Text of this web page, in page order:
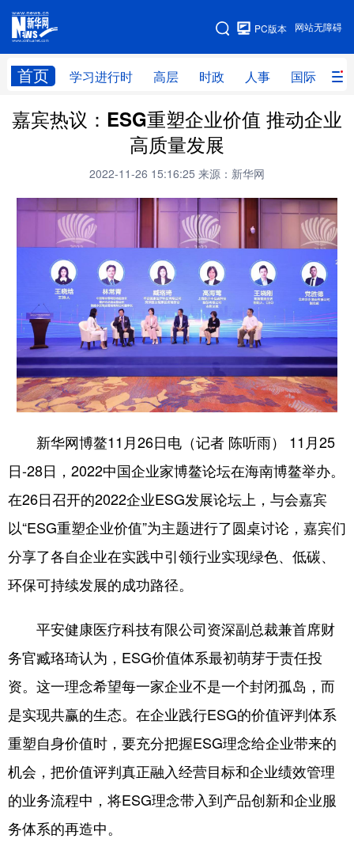
网站无障碍
PC版本
首页 学习进行时 高层 时政 人事 国际 财
网站地图
学习进行时 高层 时政 人事
财经 网评
科技 量子 体育
书画 健康 军事
访谈 图片 政务
法律 中央文件 金融 汽车
食品
学术中国 乡村振兴 银龄 溯源中国
彩票 娱乐 时尚 悦读
地方频道
浙江 安徽 福建 江西
山东 河南 湖北 湖南
广东 广西 海南 重庆
四川 贵州 云南 西藏
陕西 青海
嘉宾热议：ESG重塑企业价值 推动企业
高质量发展
2022-11-26 15:16:25 来源：新华网
新华网博鳌11月26日电（记者 陈听雨） 11月25
日-28日，2022中国企业家博鳌论坛在海南博鳌举办。
在26日召开的2022企业ESG发展论坛上，与会嘉宾
以“ESG重塑企业价值”为主题进行了圆桌讨论，嘉宾们
分享了各自企业在实践中引领行业实现绿色、低碳、
环保可持续发展的成功路径。
平安健康医疗科技有限公司资深副总裁兼首席财
务官臧珞琦认为，ESG价值体系最初萌芽于责任投
资。这一理念希望每一家企业不是一个封闭孤岛，而
是实现共赢的生态。在企业践行ESG的价值评判体系
重塑自身价值时，要充分把握ESG理念给企业带来的
机会，把价值评判真正融入经营目标和企业绩效管理
的业务流程中，将ESG理念带入到产品创新和企业服
务体系的再造中。